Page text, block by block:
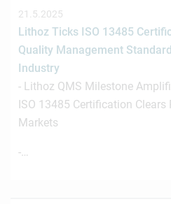
21.5.2025
Lithoz Ticks ISO 13485
Quality Management
Industry
- Lithoz QMS Milestone
ISO 13485 Certification
Markets
-…